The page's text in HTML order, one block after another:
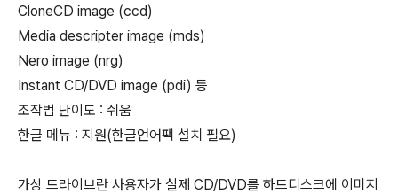
CloneCD image (ccd)
Media descripter image (mds)
Nero image (nrg)
Instant CD/DVD image (pdi) 등
조작법 난이도 : 쉬움
한글 메뉴 : 지원(한글언어팩 설치 필요)
가상 드라이브란 사용자가 실제 CD/DVD를 하드디스크에 이미지